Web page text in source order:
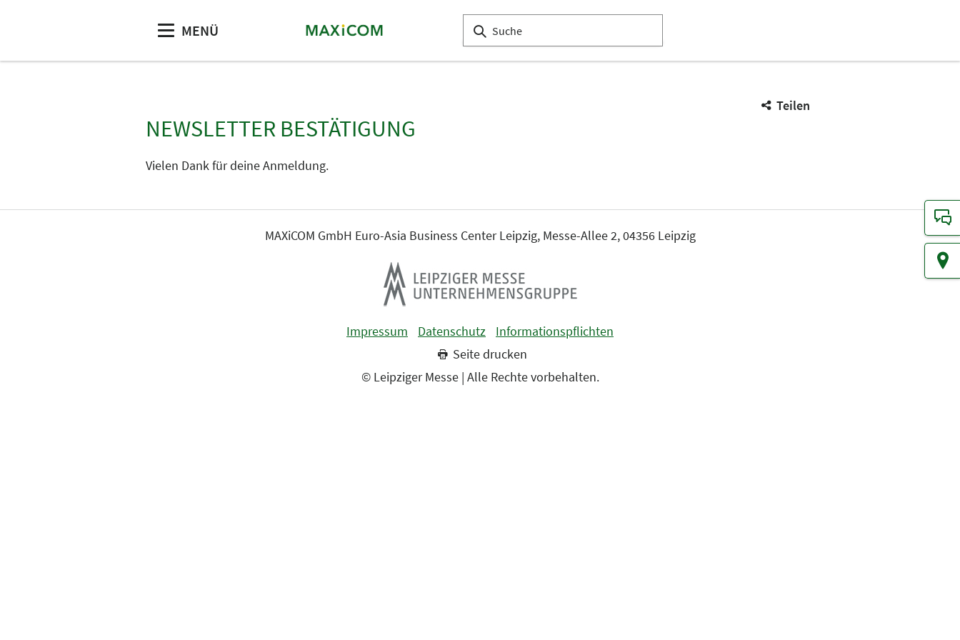
MENÜ
Teilen
NEWSLETTER BESTÄTIGUNG
Vielen Dank für deine Anmeldung.
MAXiCOM GmbH Euro-Asia Business Center Leipzig, Messe-Allee 2, 04356 Leipzig
Impressum Datenschutz
Informationspflichten
Seite drucken
© Leipziger Messe | Alle Rechte vorbehalten.